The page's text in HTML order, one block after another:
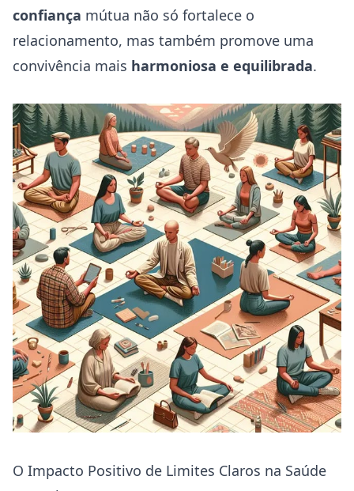
confiança mútua não só fortalece o
relacionamento, mas também promove uma
convivência mais harmoniosa e equilibrada.
O Impacto Positivo de Limites Claros na Saúde